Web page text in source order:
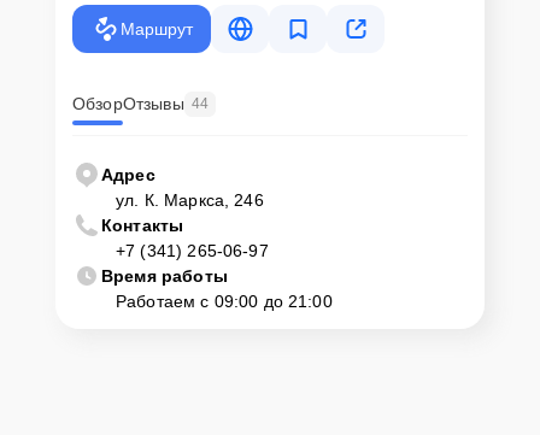
Маршрут
ОбзорОтзывы 44
Адрес
ул. К. Маркса, 246
Контакты
+7 (341) 265-06-97
Время работы
Работаем с 09:00 до 21:00